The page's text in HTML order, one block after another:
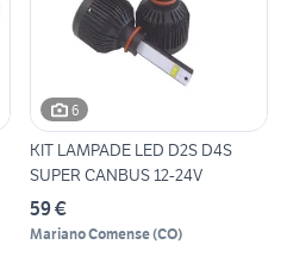
6
KIT LAMPADE LED D2S D4S
SUPER CANBUS 12-24V
59 €
Mariano Comense(CO)